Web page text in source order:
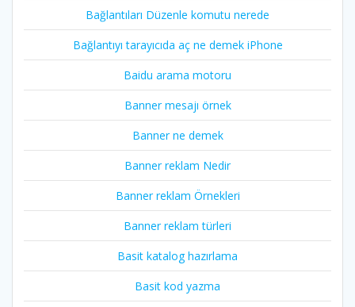
Bağlantıları Düzenle komutu nerede
Bağlantıyı tarayıcıda aç ne demek iPhone
Baidu arama motoru
Banner mesajı örnek
Banner ne demek
Banner reklam Nedir
Banner reklam Örnekleri
Banner reklam türleri
Basit katalog hazırlama
Basit kod yazma